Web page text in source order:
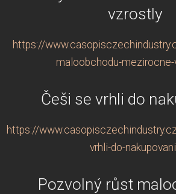
vzrostly
https://
maloobchodu-
Češi se vrhli do
https://
vrhli-do-
Pozvolný růst